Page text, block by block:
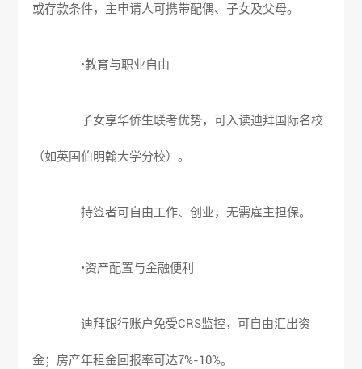
或存款条件，主申请人可携带配偶、子女及父母。
•教育与职业自由
子女享华侨生联考优势，可入读迪拜国际名校
（如英国伯明翰大学分校）。
持签者可自由工作、创业，无需雇主担保。
•资产配置与金融便利
迪拜银行账户免受CRS监控，可自由汇出资
金；房产年租金回报率可达7%-10%。